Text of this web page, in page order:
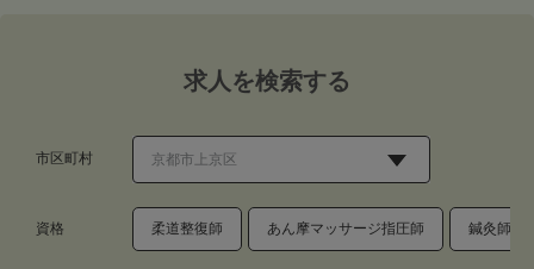
求人を検索する
市区町村
資格 柔道整復師 あん摩マッサージ指圧師 鍼灸師